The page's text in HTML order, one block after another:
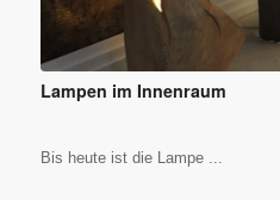
Lampen im Innenraum
Bis heute ist die Lampe ...